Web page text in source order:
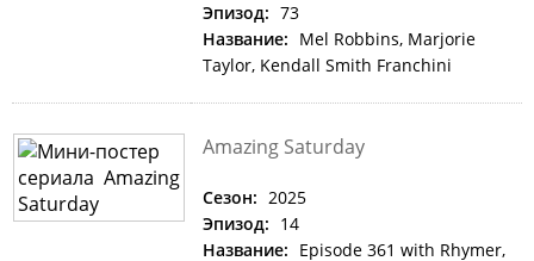
Эпизод: 73
Название: Mel Robbins, Marjorie
Taylor, Kendall Smith Franchini
Amazing Saturday
Сезон: 2025
Эпизод: 14
Название: Episode 361 with Rhymer,